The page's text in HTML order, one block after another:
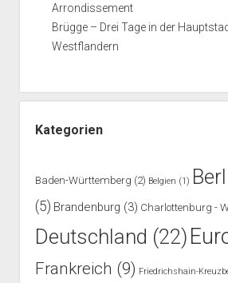
Arrondissement
Brügge – Drei Tage in der
Westflandern
Kategorien
Baden-Württemberg (2) Belgien (1)
(5) Brandenburg (3) Charlottenburg -
Deutschland (22)
Frankreich (9) Friedrichshain-